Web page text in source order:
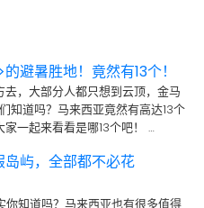
避暑胜地！竟然有13个！
，大部分人都只想到云顶，金马
知道吗？马来西亚竟然有高达13个
一起来看看是哪13个吧！ …
屿，全部都不必花
你知道吗？马来西亚也有很多值得